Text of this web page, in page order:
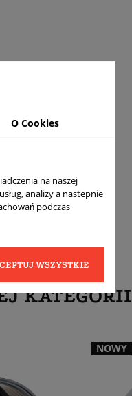
KATEGORII
NOWY
O Cookies
na naszej
analizy a nastepnie
podczas
WSZYSTKIE